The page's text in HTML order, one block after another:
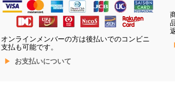
オンラインメンバーの方は後払いでのコンビニ
支払も可能です。
お支払いについて